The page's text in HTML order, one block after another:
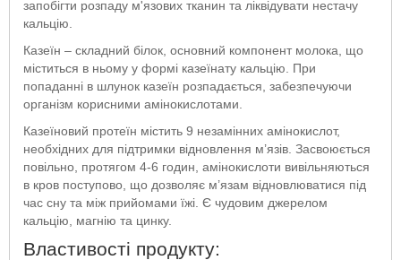
запобігти розпаду м'язових тканин та ліквідувати нестачу
кальцію.
Казеїн – складний білок, основний компонент молока, що
міститься в ньому у формі казеїнату кальцію. При
попаданні в шлунок казеїн розпадається, забезпечуючи
організм корисними амінокислотами.
Казеїновий протеїн містить 9 незамінних амінокислот,
необхідних для підтримки відновлення м’язів. Засвоюється
повільно, протягом 4-6 годин, амінокислоти вивільняються
в кров поступово, що дозволяє м’язам відновлюватися під
час сну та між прийомами їжі. Є чудовим джерелом
кальцію, магнію та цинку.
Властивості продукту: